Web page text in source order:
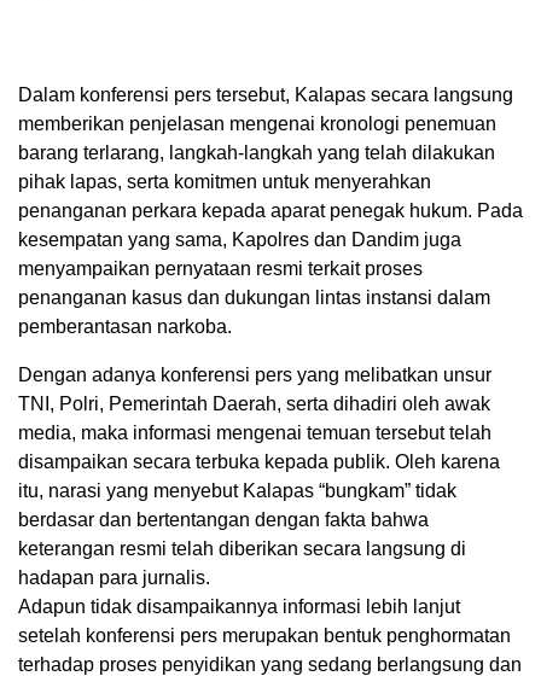
Dalam konferensi pers tersebut, Kalapas secara langsung
memberikan penjelasan mengenai kronologi penemuan
barang terlarang, langkah-langkah yang telah dilakukan
pihak lapas, serta komitmen untuk menyerahkan
penanganan perkara kepada aparat penegak hukum. Pada
kesempatan yang sama, Kapolres dan Dandim juga
menyampaikan pernyataan resmi terkait proses
penanganan kasus dan dukungan lintas instansi dalam
pemberantasan narkoba.
Dengan adanya konferensi pers yang melibatkan unsur
TNI, Polri, Pemerintah Daerah, serta dihadiri oleh awak
media, maka informasi mengenai temuan tersebut telah
disampaikan secara terbuka kepada publik. Oleh karena
itu, narasi yang menyebut Kalapas “bungkam” tidak
berdasar dan bertentangan dengan fakta bahwa
keterangan resmi telah diberikan secara langsung di
hadapan para jurnalis.
Adapun tidak disampaikannya informasi lebih lanjut
setelah konferensi pers merupakan bentuk penghormatan
terhadap proses penyidikan yang sedang berlangsung dan